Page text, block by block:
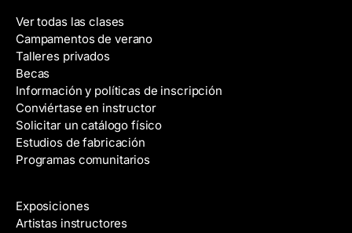
Ver todas las clases
Campamentos de verano
Talleres privados
Becas
Información y políticas de inscripción
Conviértase en instructor
Solicitar un catálogo físico
Estudios de fabricación
Programas comunitarios
Exposiciones
Artistas instructores